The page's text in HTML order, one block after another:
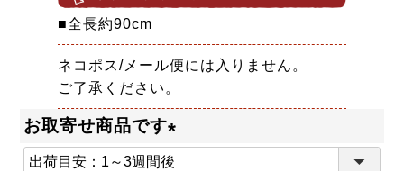
■全長約90cm
ネコポス/メール便には入りません。
ご了承ください。
お取寄せ商品です
(